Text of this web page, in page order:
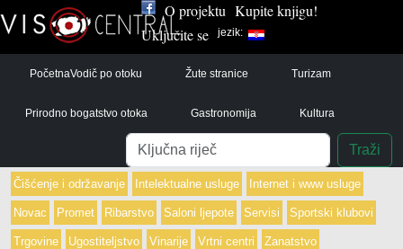
O projektu Kupite knjigu!
Uključite se
jezik:
PočetnaVodič po otoku Žute stranice Turizam
Prirodno bogatstvo otoka Gastronomija Kultura
Pretraga
Traži
Čišćenje i održavanje Intelektualne usluge Internet i www usluge
Novac Promet Ribarstvo Saloni ljepote Servisi Sportski klubovi
Trgovine Ugostiteljstvo Vinarije Vrtni centri Zanatstvo